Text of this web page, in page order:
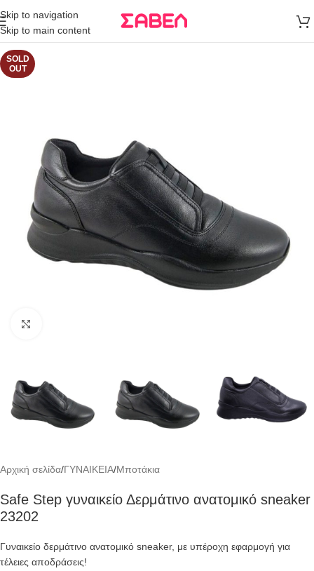
Skip to navigation
Skip to main content
άνω των 80€
Παραγγελία
SOLD
OUT
Αρχική σελίδα/ΓΥΝΑΙΚΕΙΑ/Μποτάκια
Safe Step γυναικείο Δερμάτινο ανατομικό sneaker
23202
Γυναικείο δερμάτινο ανατομικό sneaker, με υπέροχη εφαρμογή για
τέλειες αποδράσεις!